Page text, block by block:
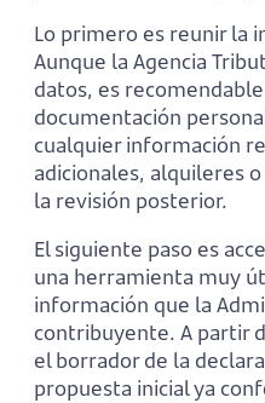
Lo primero es reunir la
Aunque la Agencia
datos, es
documentación
cualquier información
adicionales, alquileres
la revisión posterior.
El siguiente paso es
una herramienta muy
información que la
contribuyente. A partir
el borrador de la
propuesta inicial ya